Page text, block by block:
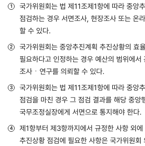
국가위원회는 법 제11조제1항에 따라 중앙
점검하는 경우 서면조사, 현장조사 또는 온
할 수 있다.
국가위원회는 중앙추진계획 추진상황의 효
필요하다고 인정하는 경우 예산의 범위에서
조사ㆍ연구를 의뢰할 수 있다.
국가위원회는 법 제11조제1항에 따라 중앙
점검을 마친 경우 그 점검 결과를 해당 중앙
국무조정실장에게 서면으로 통지해야 한다.
제1항부터 제3항까지에서 규정한 사항 외에
추진상황 점검에 필요한 사항은 국가위원회